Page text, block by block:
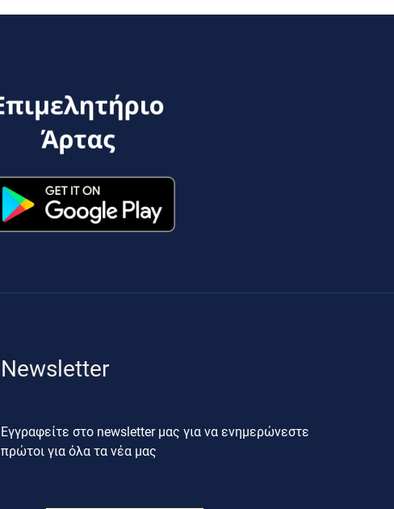
Newsletter
Εγγραφείτε στο newsletter μας για να ενημερώνεστε
πρώτοι για όλα τα νέα μας